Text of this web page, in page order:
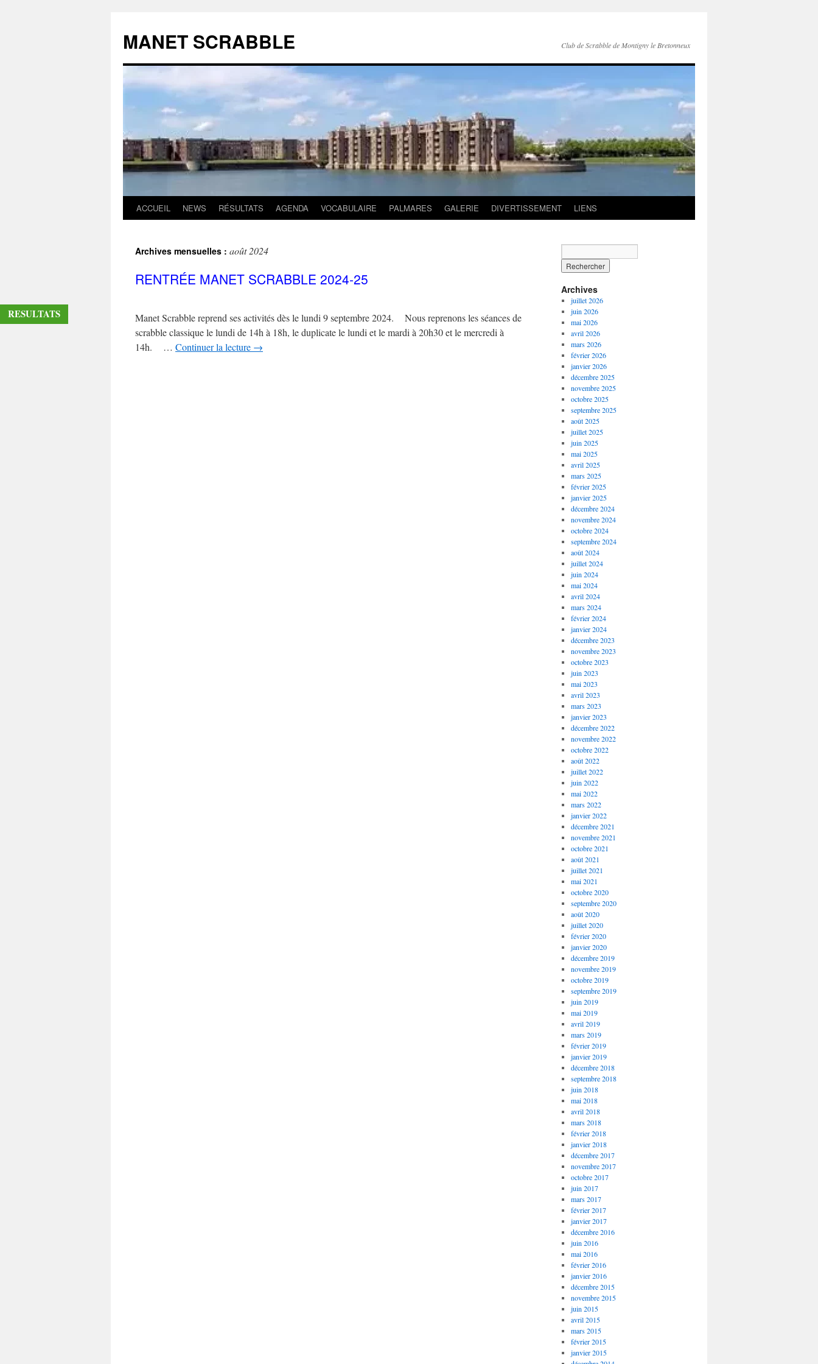
MANET SCRABBLE Club de Scrabble de Montigny le Bretonneux
Aller
contenu
ACCUEIL NEWS RÉSULTATS AGENDA VOCABULAIRE PALMARES GALERIE DIVERTISSEMENT LIENS
Archives mensuelles : août 2024
RENTRÉE MANET SCRABBLE 2024-25
Manet Scrabble reprend ses activités dès le lundi 9 septembre 2024. Nous reprenons les séances de
scrabble classique le lundi de 14h à 18h, le duplicate le lundi et le mardi à 20h30 et le mercredi à
14h. … Continuer la lecture →
Archives
juillet 2026
juin 2026
mai 2026
avril 2026
mars 2026
février 2026
janvier 2026
décembre 2025
novembre 2025
octobre 2025
septembre 2025
août 2025
juillet 2025
juin 2025
mai 2025
avril 2025
mars 2025
février 2025
janvier 2025
décembre 2024
novembre 2024
octobre 2024
septembre 2024
août 2024
juillet 2024
juin 2024
mai 2024
avril 2024
mars 2024
février 2024
janvier 2024
décembre 2023
novembre 2023
octobre 2023
juin 2023
mai 2023
avril 2023
mars 2023
janvier 2023
décembre 2022
novembre 2022
octobre 2022
août 2022
juillet 2022
juin 2022
mai 2022
mars 2022
janvier 2022
décembre 2021
novembre 2021
octobre 2021
août 2021
juillet 2021
mai 2021
octobre 2020
septembre 2020
août 2020
juillet 2020
février 2020
janvier 2020
décembre 2019
novembre 2019
octobre 2019
septembre 2019
juin 2019
mai 2019
avril 2019
mars 2019
février 2019
janvier 2019
décembre 2018
septembre 2018
juin 2018
mai 2018
avril 2018
mars 2018
février 2018
janvier 2018
décembre 2017
novembre 2017
octobre 2017
juin 2017
mars 2017
février 2017
janvier 2017
décembre 2016
juin 2016
mai 2016
février 2016
janvier 2016
décembre 2015
novembre 2015
juin 2015
avril 2015
mars 2015
février 2015
janvier 2015
RESULTATS